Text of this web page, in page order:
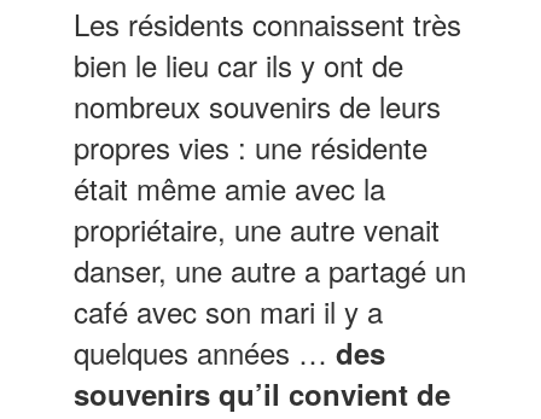
Les résidents connaissent très
bien le lieu car ils y ont de
nombreux souvenirs de leurs
propres vies : une résidente
était même amie avec la
propriétaire, une autre venait
danser, une autre a partagé un
café avec son mari il y a
quelques années …des
souvenirs qu’il convient de